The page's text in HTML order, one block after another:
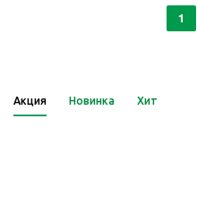
1
Акция Новинка Хит